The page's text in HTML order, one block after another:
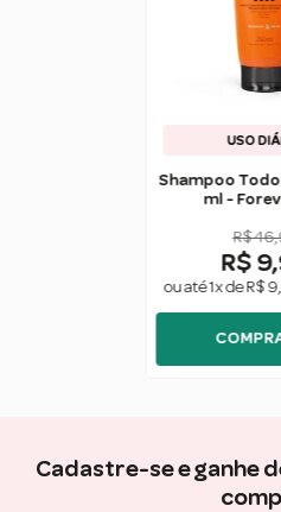
USO
Shampoo
ml -
R$
R$
ou até 1x de R$
Cadastre-se e ganhe